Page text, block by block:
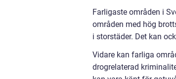
Farligaste områden i
områden med hög
i storstäder. Det kan
Vidare kan farliga
drogrelaterad